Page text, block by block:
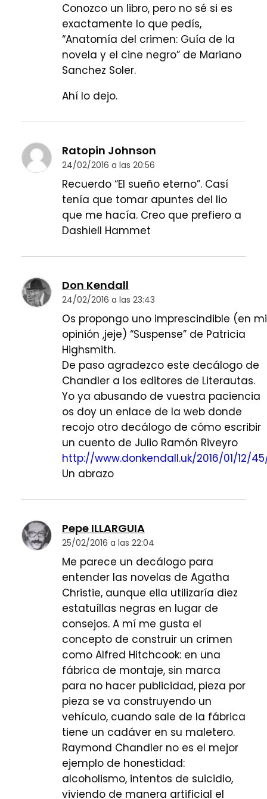
Conozco un libro, pero no sé si es
exactamente lo que pedís,
“Anatomía del crimen: Guía de la
novela y el cine negro” de Mariano
Sanchez Soler.
Ahí lo dejo.
Ratopin Johnson
24/02/2016 a las 20:56
Recuerdo “El sueño eterno”. Casí
tenía que tomar apuntes del lio
que me hacía. Creo que prefiero a
Dashiell Hammet
Don Kendall
24/02/2016 a las 23:43
Os propongo uno imprescindible (en mi
opinión ,jeje) “Suspense” de Patricia
Highsmith.
De paso agradezco este decálogo de
Chandler a los editores de Literautas.
Yo ya abusando de vuestra paciencia
os doy un enlace de la web donde
recojo otro decálogo de cómo escribir
un cuento de Julio Ramón Riveyro
http://www.donkendall.uk/2016/01/12/
Un abrazo
Pepe ILLARGUIA
25/02/2016 a las 22:04
Me parece un decálogo para
entender las novelas de Agatha
Christie, aunque ella utilizaría diez
estatuíllas negras en lugar de
consejos. A mí me gusta el
concepto de construir un crimen
como Alfred Hitchcook: en una
fábrica de montaje, sin marca
para no hacer publicidad, pieza por
pieza se va construyendo un
vehículo, cuando sale de la fábrica
tiene un cadáver en su maletero.
Raymond Chandler no es el mejor
ejemplo de honestidad:
alcoholismo, intentos de suicidio,
viviendo de manera artificial el